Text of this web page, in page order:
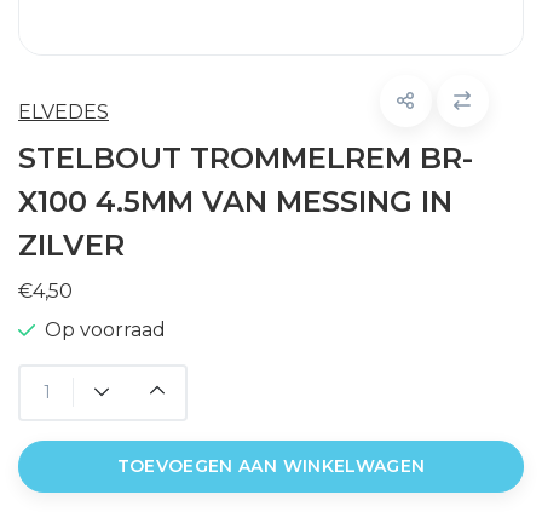
ELVEDES
STELBOUT TROMMELREM BR-
X100 4.5MM VAN MESSING IN
ZILVER
€4,50
Op voorraad
TOEVOEGEN AAN WINKELWAGEN